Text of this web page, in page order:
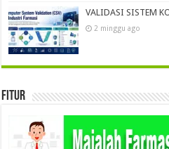
VALIDASI SISTEM
2 minggu ago
Fitur